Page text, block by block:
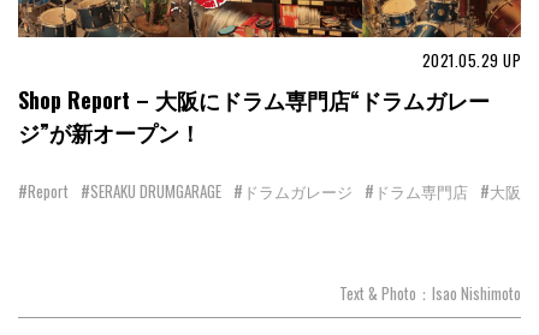
2021.05.29 UP
Shop Report – 大阪にドラム専門店“ドラムガレー
ジ”が新オープン！
#Report #SERAKU DRUMGARAGE #ドラムガレージ #ドラム専門店 #大阪
Text & Photo：Isao Nishimoto